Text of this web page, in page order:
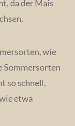
da der Mais
wie
Sommersorten
so schnell,
etwa